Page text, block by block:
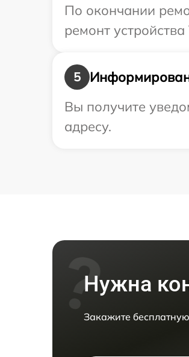
По окончании
ремонт
5
Вы получите
адресу.
Нужна
Закажите